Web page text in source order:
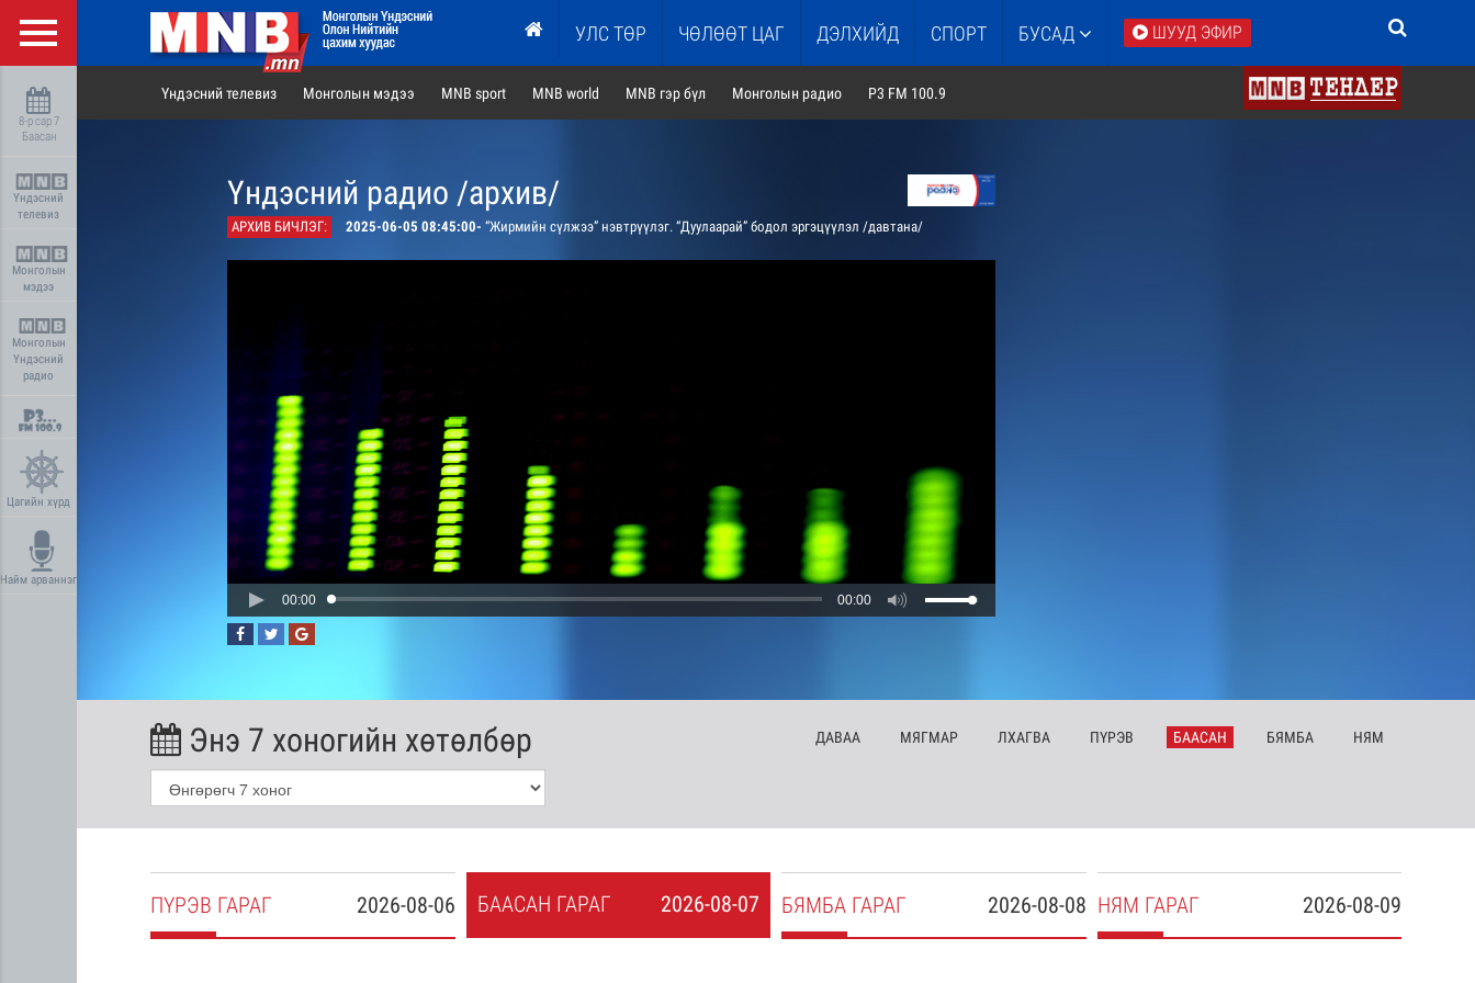
УЛС ТӨР ЧӨЛӨӨТ ЦАГ ДЭЛХИЙД СПОРТ БУСАД ШУУД ЭФИР
8-р сар 7
Баасан
Үндэсний
телевиз
Монголын
мэдээ
Монголын
Үндэсний
радио
Цагийн хүрд
Найм арваннэг
Үндэсний телевиз Монголын мэдээ MNB sport MNB world MNB гэр бүл Монголын радио P3 FM 100.9
Үндэсний радио /архив/
АРХИВ БИЧЛЭГ: 2025-06-05 08:45:00- “Жирмийн сүлжээ” нэвтрүүлэг. “Дуулаарай” бодол эргэцүүлэл /давтана/
00:00 00:00
Энэ 7 хоногийн хөтөлбөр ДАВАА МЯГМАР ЛХАГВА ПҮРЭВ БААСАН БЯМБА НЯМ
2026-08-06
ПҮРЭВ ГАРАГ 2026-08-07
БААСАН ГАРАГ 2026-08-08
БЯМБА ГАРАГ 2026-08-09
НЯМ ГАРАГ